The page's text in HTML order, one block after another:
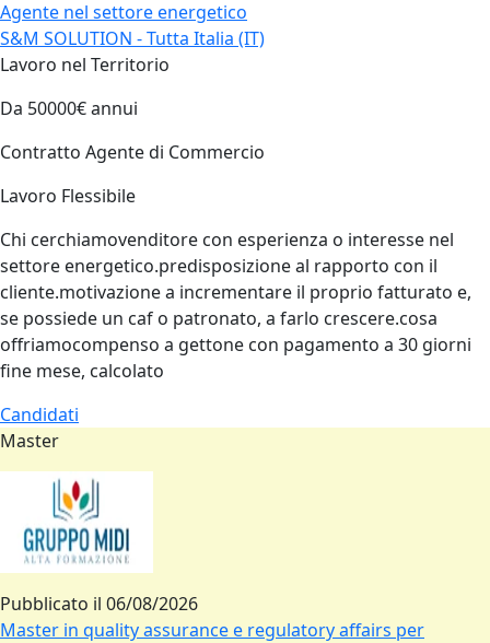
Agente nel settore energetico
S&M SOLUTION - Tutta Italia (IT)
Lavoro nel Territorio
Da 50000€ annui
Contratto Agente di Commercio
Lavoro Flessibile
Chi cerchiamovenditore con esperienza o interesse nel
settore energetico.predisposizione al rapporto con il
cliente.motivazione a incrementare il proprio fatturato e,
se possiede un caf o patronato, a farlo crescere.cosa
offriamocompenso a gettone con pagamento a 30 giorni
fine mese, calcolato
Candidati
Master
Pubblicato il 06/08/2026
Master in quality assurance e regulatory affairs per